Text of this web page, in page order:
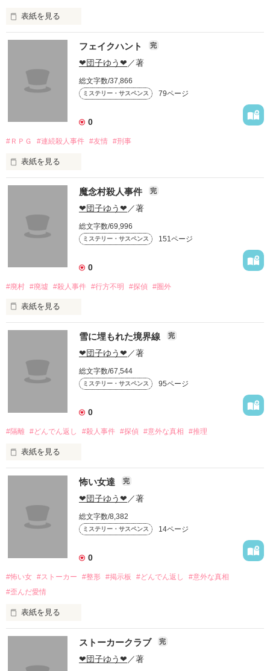
表紙を見る
最近誰かに見られている気がする。
それは憎悪に満ちた視線だった――。
あなたは真相が見抜けますか？
フェイクハント 完
❤団子ゆう❤ ／著
総文字数/37,866
ミステリー・サスペンス 79ページ
0
#ＲＰＧ #連続殺人事件 #友情 #刑事
表紙を見る
今流行りのテレビゲーム、「フェイクハント」を真似た連続殺
人事件が発生しており、とうとう主人公である涼の友人が被害
者になってしまう。
作品を読む
魔念村殺人事件 完
❤団子ゆう❤ ／著
総文字数/69,996
ミステリー・サスペンス 151ページ
0
#廃村 #廃墟 #殺人事件 #行方不明 #探偵 #圏外
表紙を見る
探偵になった石川陸は、大学時代の友人から依頼され、一緒に
魔念村に行くことになる。　魔念村とは去年廃村になった村
で、
そこで悲しい事件が……。
雪に埋もれた境界線 完
❤団子ゆう❤／著
総文字数/67,544
ミステリー・サスペンス 95ページ
0
#隔離 #どんでん返し #殺人事件 #探偵 #意外な真相 #推理
表紙を見る
見ず知らずの人物から招待状が届く。
集められた人々の運命は！
クローズドサークルものの推理小説です。
怖い女達 完
❤団子ゆう❤／著
総文字数/8,382
ミステリー・サスペンス 14ページ
0
#怖い女 #ストーカー #整形 #掲示板 #どんでん返し
#意外な真相
#歪んだ愛情
表紙を見る
あなたはどんな女性が怖いと思いますか？
ストーカークラブ 完
❤団子ゆう❤ ／著